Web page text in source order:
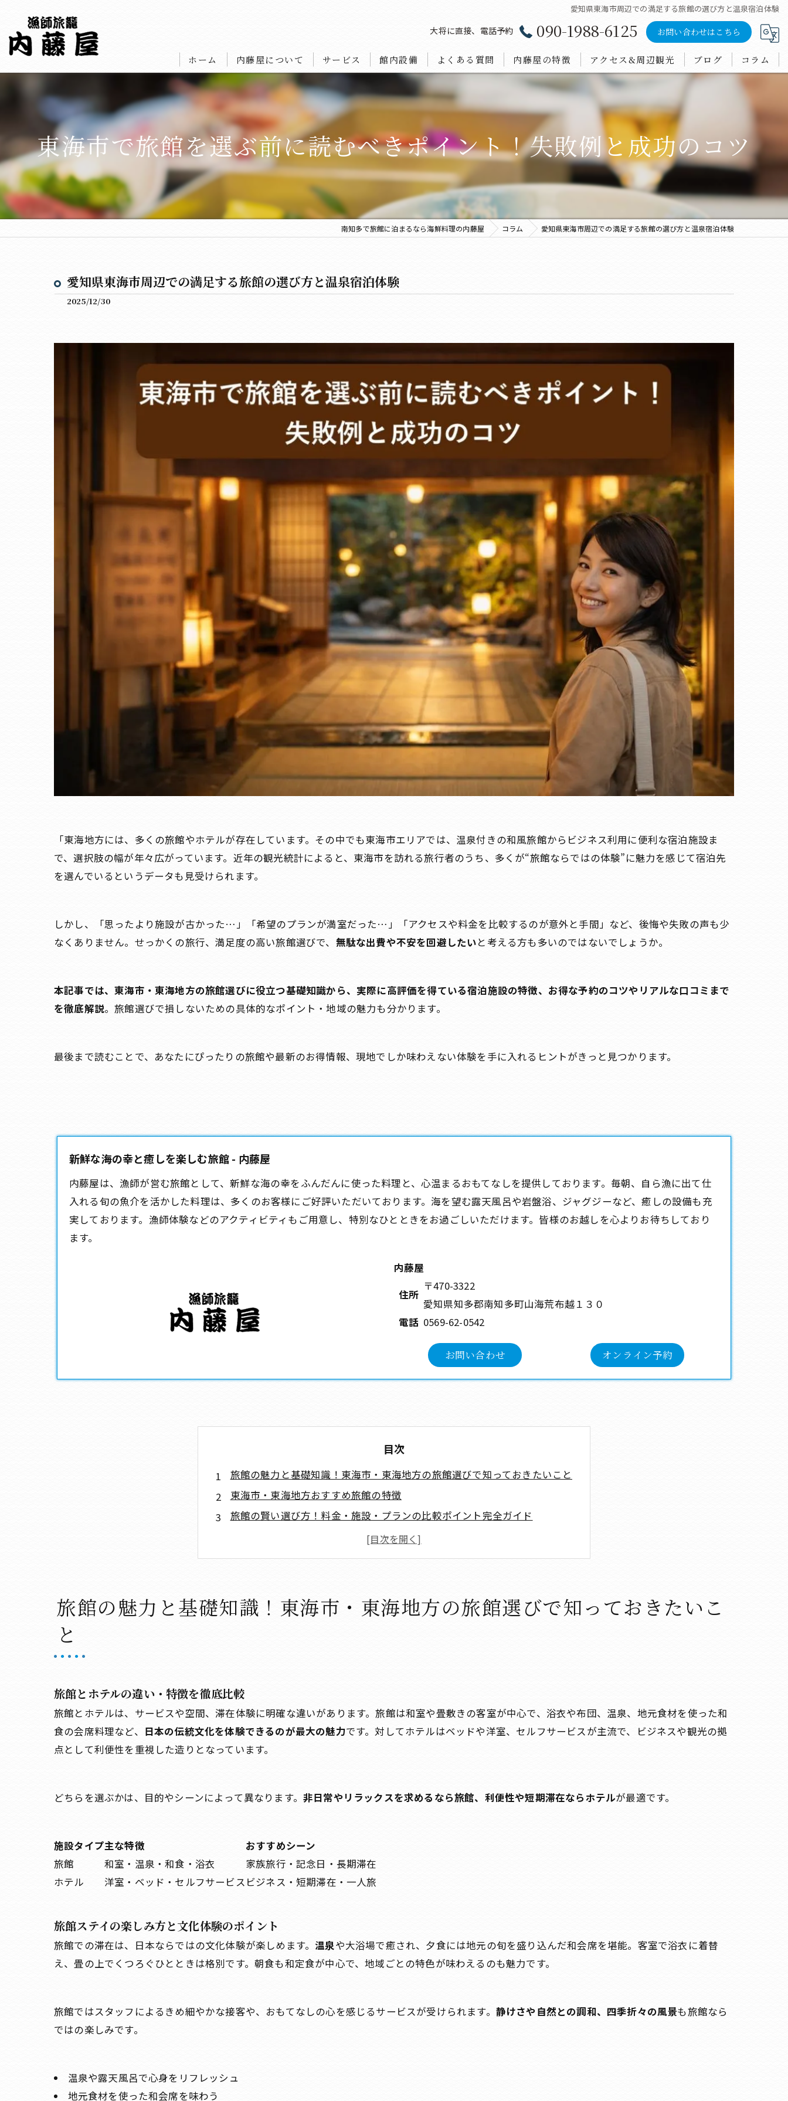
愛知県東海市周辺での満足する旅館の選び方と温泉宿泊体験
大将に直接、電話予約 090-1988-6125 お問い合わせはこちら
ホーム 内藤屋について サービス 館内設備 よくある質問 内藤屋の特徴
宿泊
海鮮料理
アクセス&周辺観光 ブログ コラム
東海市で旅館を選ぶ前に読むべきポイント！失敗例と成功のコツ
南知多で旅館に泊まるなら海鮮料理の内藤屋 コラム 愛知県東海市周辺での満足する旅館の選び方と温泉宿泊体験
愛知県東海市周辺での満足する旅館の選び方と温泉宿泊体験
2025/12/30
「東海地方には、多くの旅館やホテルが存在しています。その中でも東海市エリアでは、温泉付きの和風旅館からビジネス利用に便利な宿泊施設ま
で、選択肢の幅が年々広がっています。近年の観光統計によると、東海市を訪れる旅行者のうち、多くが“旅館ならではの体験”に魅力を感じて宿泊先
を選んでいるというデータも見受けられます。
しかし、「思ったより施設が古かった…」「希望のプランが満室だった…」「アクセスや料金を比較するのが意外と手間」など、後悔や失敗の声も少
なくありません。せっかくの旅行、満足度の高い旅館選びで、 無駄な出費や不安を回避したいと考える方も多いのではないでしょうか。
本記事では、東海市・東海地方の旅館選びに役立つ基礎知識から、実際に高評価を得ている宿泊施設の特徴、お得な予約のコツやリアルな口コミまで
を徹底解説。旅館選びで損しないための具体的なポイント・地域の魅力も分かります。
最後まで読むことで、あなたにぴったりの旅館や最新のお得情報、現地でしか味わえない体験を手に入れるヒントがきっと見つかります。
新鮮な海の幸と癒しを楽しむ旅館 - 内藤屋
内藤屋は、漁師が営む旅館として、新鮮な海の幸をふんだんに使った料理と、心温まるおもてなしを提供しております。毎朝、自ら漁に出て仕
入れる旬の魚介を活かした料理は、多くのお客様にご好評いただいております。海を望む露天風呂や岩盤浴、ジャグジーなど、癒しの設備も充
実しております。漁師体験などのアクティビティもご用意し、特別なひとときをお過ごしいただけます。皆様のお越しを心よりお待ちしており
ます。
内藤屋
住所
〒470-3322
愛知県知多郡南知多町山海荒布越１３０
電話 0569-62-0542
お問い合わせ オンライン予約
目次
旅館の魅力と基礎知識！東海市・東海地方の旅館選びで知っておきたいこと
東海市・東海地方おすすめ旅館の特徴
旅館の賢い選び方！料金・施設・プランの比較ポイント完全ガイド
旅館予約の完全ガイド！東海市・東海地方の賢い予約方法と裏技
旅館滞在を満喫する過ごし方！温泉・食事・館内施設の活用術
旅館利用者の体験談と注意点！初めての方必見のQ&A
東海市の旅館について
会社概要
関連エリア
旅館の魅力と基礎知識！東海市・東海地方の旅館選びで知っておきたいこ
と
旅館とホテルの違い・特徴を徹底比較
旅館とホテルは、サービスや空間、滞在体験に明確な違いがあります。旅館は和室や畳敷きの客室が中心で、浴衣や布団、温泉、地元食材を使った和
食の会席料理など、 日本の伝統文化を体験できるのが最大の魅力です。対してホテルはベッドや洋室、セルフサービスが主流で、ビジネスや観光の拠
点として利便性を重視した造りとなっています。
どちらを選ぶかは、目的やシーンによって異なります。 非日常やリラックスを求めるなら旅館、利便性や短期滞在ならホテルが最適です。
施設タイプ主な特徴
おすすめシーン
旅館
和室・温泉・和食・浴衣
家族旅行・記念日・長期滞在
ホテル
洋室・ベッド・セルフサービス ビジネス・短期滞在・一人旅
旅館ステイの楽しみ方と文化体験のポイント
旅館での滞在は、日本ならではの文化体験が楽しめます。 温泉や大浴場で癒され、夕食には地元の旬を盛り込んだ和会席を堪能。客室で浴衣に着替
え、畳の上でくつろぐひとときは格別です。朝食も和定食が中心で、地域ごとの特色が味わえるのも魅力です。
旅館ではスタッフによるきめ細やかな接客や、おもてなしの心を感じるサービスが受けられます。 静けさや自然との調和、四季折々の風景も旅館なら
ではの楽しみです。
温泉や露天風呂で心身をリフレッシュ
地元食材を使った和会席を味わう